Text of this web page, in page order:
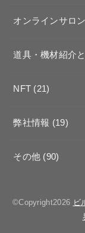
オンラインサロ
道具・機材紹介
NFT (21)
弊社情報 (19)
その他 (90)
©Copyright2026 ビ